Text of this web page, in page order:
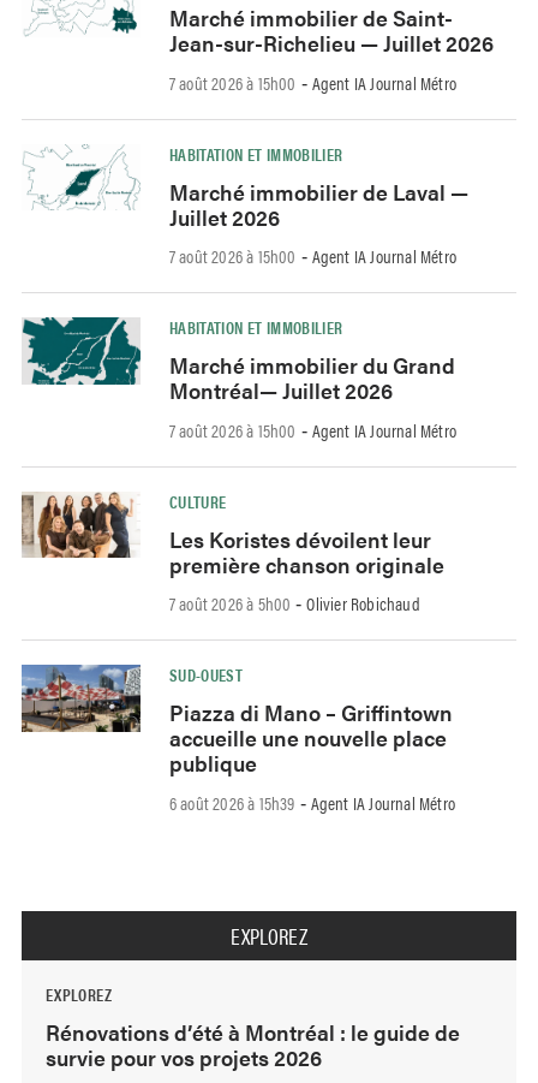
Marché immobilier de Saint-
Jean-sur-Richelieu — Juillet 2026
7 août 2026 à 15h00 - Agent IA Journal Métro
HABITATION ET IMMOBILIER
Marché immobilier de Laval —
Juillet 2026
7 août 2026 à 15h00 - Agent IA Journal Métro
HABITATION ET IMMOBILIER
Marché immobilier du Grand
Montréal— Juillet 2026
7 août 2026 à 15h00 - Agent IA Journal Métro
CULTURE
Les Koristes dévoilent leur
première chanson originale
7 août 2026 à 5h00 -Olivier Robichaud
SUD-OUEST
Piazza di Mano – Griffintown
accueille une nouvelle place
publique
6 août 2026 à 15h39 - Agent IA Journal Métro
EXPLOREZ
EXPLOREZ
Rénovations d’été à Montréal : le guide de
survie pour vos projets 2026